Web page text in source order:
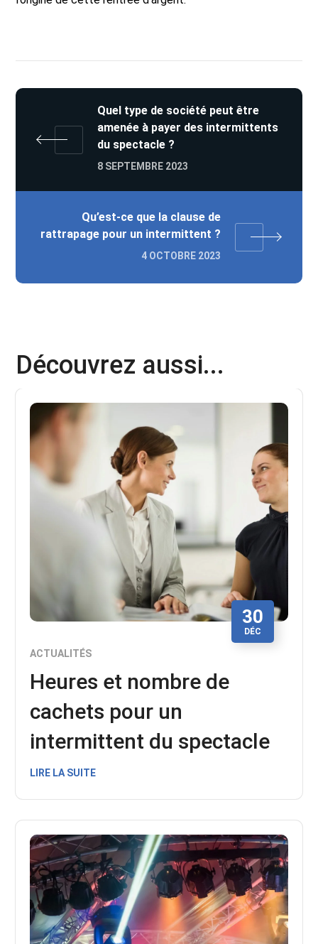
Quel type de société peut être
amenée à payer des intermittents
du spectacle ?
8 SEPTEMBRE 2023
Qu’est-ce que la clause de
rattrapage pour un intermittent ?
4 OCTOBRE 2023
Découvrez aussi...
30
DÉC
ACTUALITÉS
Heures et nombre de
cachets pour un
intermittent du spectacle
LIRE LA SUITE